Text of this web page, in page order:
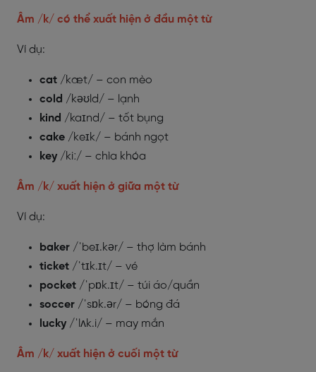
Âm /k/ có thể xuất hiện ở đầu một từ
Ví dụ:
cat /kæt/ – con mèo
cold /kəʊld/ – lạnh
kind /kaɪnd/ – tốt bụng
cake /keɪk/ – bánh ngọt
key /kiː/ – chìa khóa
Âm /k/ xuất hiện ở giữa một từ
Ví dụ:
baker /ˈbeɪ.kər/ – thợ làm bánh
ticket /ˈtɪk.ɪt/ – vé
pocket /ˈpɒk.ɪt/ – túi áo/quần
soccer /ˈsɒk.ər/ – bóng đá
lucky /ˈlʌk.i/ – may mắn
Âm /k/ xuất hiện ở cuối một từ